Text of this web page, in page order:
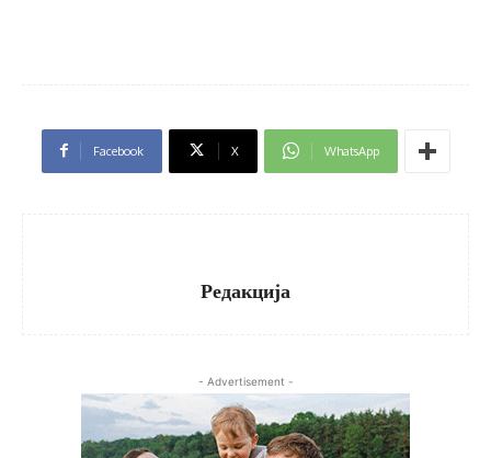
Facebook X WhatsApp
Редакција
- Advertisement -